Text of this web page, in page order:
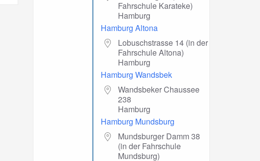
Fahrschule Karateke)
Hamburg
Hamburg Altona
Lobuschstrasse 14 (in der
Fahrschule Altona)
Hamburg
Hamburg Wandsbek
Wandsbeker Chaussee
238
Hamburg
Hamburg Mundsburg
Mundsburger Damm 38
(in der Fahrschule
Mundsburg)